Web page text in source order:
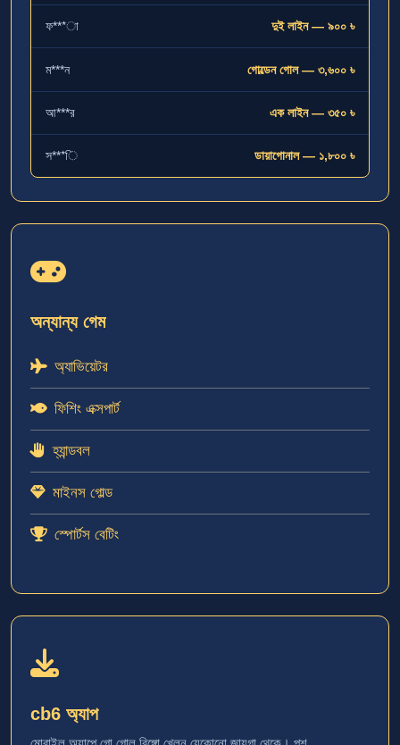
ফ***া দুই লাইন — ৯০০ ৳
ম***ন গোল্ডেন গোল — ৩,৬০০ ৳
আ***র এক লাইন — ৩৫০ ৳
স***ি ডায়াগোনাল — ১,৮০০ ৳
অন্যান্য গেম
অ্যাভিয়েটর
ফিশিং এক্সপার্ট
হ্যান্ডবল
মাইনস গোল্ড
স্পোর্টস বেটিং
cb6 অ্যাপ